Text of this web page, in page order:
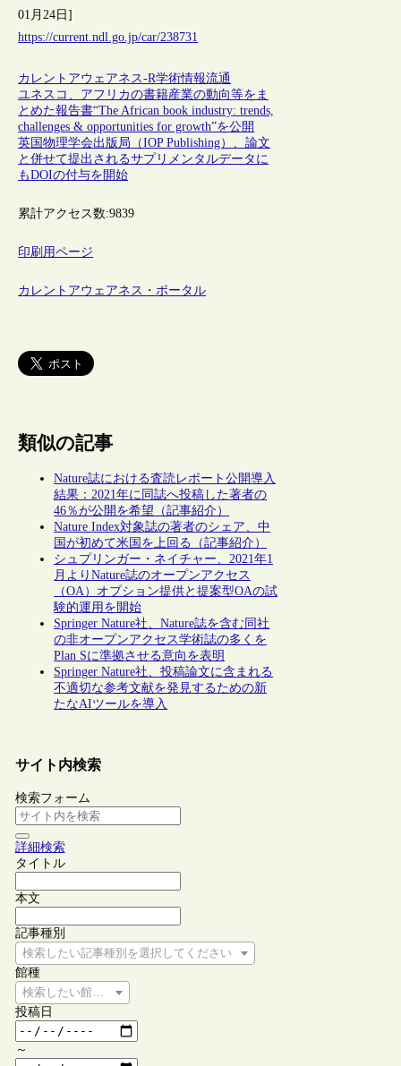
01月24日]
https://current.ndl.go.jp/car/238731
カレントアウェアネス-R学術情報流通
ユネスコ、アフリカの書籍産業の動向等をま
とめた報告書“The African book industry: trends,
challenges & opportunities for growth”を公開
英国物理学会出版局（IOP Publishing）、論文
と併せて提出されるサプリメンタルデータに
もDOIの付与を開始
累計アクセス数:9839
印刷用ページ
カレントアウェアネス・ポータル
類似の記事
Nature誌における査読レポート公開導入
結果：2021年に同誌へ投稿した著者の
46％が公開を希望（記事紹介）
Nature Index対象誌の著者のシェア、中
国が初めて米国を上回る（記事紹介）
シュプリンガー・ネイチャー、2021年1
月よりNature誌のオープンアクセス
（OA）オプション提供と提案型OAの試
験的運用を開始
Springer Nature社、Nature誌を含む同社
の非オープンアクセス学術誌の多くを
Plan Sに準拠させる意向を表明
Springer Nature社、投稿論文に含まれる
不適切な参考文献を発見するための新
たなAIツールを導入
サイト内検索
検索フォーム
詳細検索
タイトル
本文
記事種別
検索したい記事種別を選択してください
館種
検索したい館種を選択してください
投稿日
～